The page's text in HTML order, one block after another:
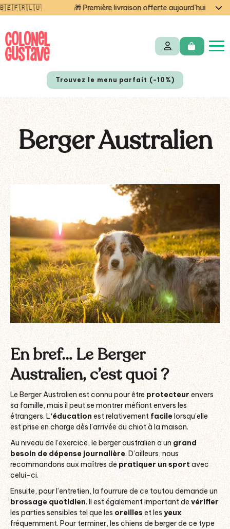
livraison offerte aujourd'hui — code STARTCG2 ou dès 50€
Trouvez le menu parfait (-10%)
Berger Australien
En bref… Le Berger
Australien, c’est quoi ?
Le Berger Australien est connu pour être protecteur envers
sa famille, mais il peut se montrer méfiant envers les
étrangers. L‘éducation est relativement facile lorsqu’elle
est prise en charge dès l’arrivée du chiot à la maison.
Au niveau de l’exercice, le berger australien a ungrand
besoin de dépense journalière. D’ailleurs, nous
recommandons aux maîtres de pratiquer un sport avec
celui-ci.
Ensuite, pour l’entretien, la fourrure de ce toutou demande un
brossage quotidien. Il est également important de vérifier
les parties sensibles tel que les oreilles et les yeux
fréquemment. Pour terminer, les chiens de berger de ce type